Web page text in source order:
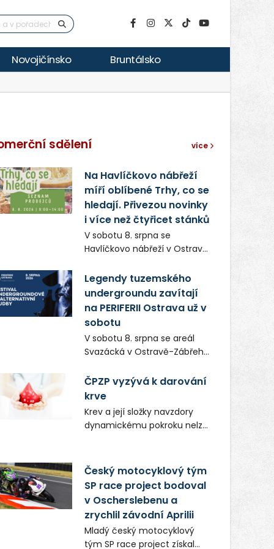
Novojičínsko Bruntálsko
sdělení více
Na Havlíčkovo nábřeží
míří oblíbené Trhy, co se
hledají. Přivezou novinky
i více než čtyřicet stánků
V sobotu 8. srpna se
Havlíčkovo nábřeží v Ostravě
vůní, chutí a poctivých
lokálních výrobků. Trhy, co se
hledají tentokrát nabídnou
více než čtyřicet pečlivě
vybraných stánků s kvalitní
gastronomií, farmářskými
produkty, designem i
Návštěvníci se mohou těšit
nejen na oblíbené stálice, ale
také na řadu novinek, které v
Ostravě běžně nepotkají.
Legendy tuzemského
undergroundu zavítají
na PERIFERII Ostrava už v
sobotu
V sobotu 8. srpna se areál
Svazácká v Ostravě-Zábřehu
undergroundové a
alternativní hudby. Uskuteční
se zde totiž první ročník
festivalu PERIFERIE Ostrava.
Brány areálu se otevřou
autorská čtení a rozhovory.
Vstupenky v ceně 450 Kč
jsou v prodeji.
ČPZP vyzývá k darování
krve
Krev a její složky navzdory
dynamickému pokroku nelze
darovat tuto
nenahraditelnou tělní
tekutinu neobejde. Naléhavá
potřeba doplnit krevní zásoby
nastává vždy v létě, kdy
stoupá počet úrazů. Česká
Český motocyklový tým
SP race project bodoval
v Oscherslebenu a
zrychlil závodní Aprilii
Mladý český motocyklový
tým SP race project získal